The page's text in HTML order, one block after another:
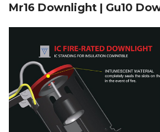
Mr16 Downlight | Gu10